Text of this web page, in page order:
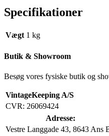
Specifikationer
Vægt 1 kg
Butik & Showroom
Besøg vores fysiske butik og
VintageKeeping A/S
CVR: 26069424
Adresse:
Vestre Langgade 43, 8643 Ans